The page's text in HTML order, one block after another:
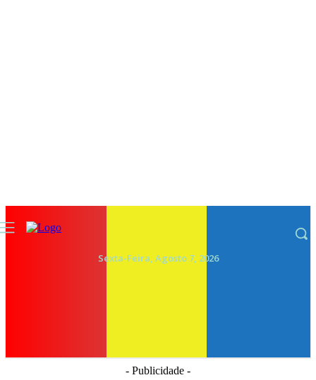
Sexta-Feira, Agosto 7, 2026
- Publicidade -